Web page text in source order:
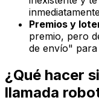
Premios y
premio, pero
de envío"
¿Qué hacer
llamada